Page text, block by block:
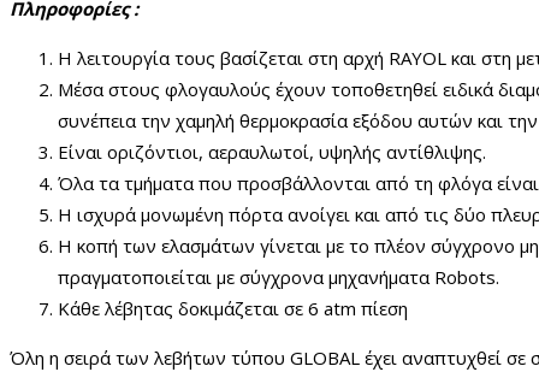
Πληροφορίες :
Η λειτουργία τους βασίζεται στη αρχή RAYOL και στη
Μέσα στους φλογαυλούς έχουν τοποθετηθεί ειδικά
συνέπεια την χαμηλή θερμοκρασία εξόδου αυτών και
Είναι οριζόντιοι, αεραυλωτοί, υψηλής αντίθλιψης.
Όλα τα τμήματα που προσβάλλονται από τη φλόγα
Η ισχυρά μονωμένη πόρτα ανοίγει και από τις δύο
Η κοπή των ελασμάτων γίνεται με το πλέον σύγχρονο
πραγματοποιείται με σύγχρονα μηχανήματα Robots.
Κάθε λέβητας δοκιμάζεται σε 6 atm πίεση
Όλη η σειρά των λεβήτων τύπου GLOBAL έχει αναπτυχθεί σε